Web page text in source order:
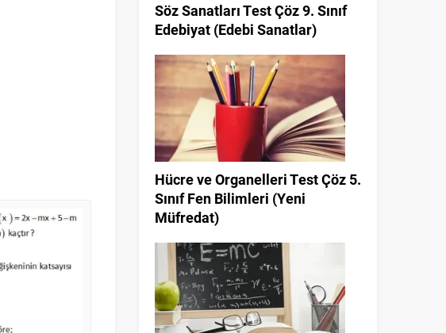
Söz Sanatları Test Çöz 9. Sınıf
Edebiyat (Edebi Sanatlar)
Hücre ve Organelleri Test Çöz 5.
Sınıf Fen Bilimleri (Yeni
Müfredat)